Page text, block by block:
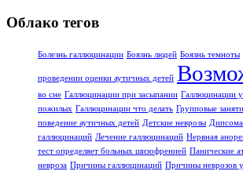
Облако тегов
Болезнь галлюцинации Боязнь людей Боязнь темноты
проведении оценки аутичных детей
во сне Галлюцинации при засыпании Галлюцинации
пожилых Галлюцинации что делать Групповые
поведение аутичных детей Детские неврозы
галлюцинаций Лечение галлюцинаций Нервная
тест определяет больных шизофренией Панические
невроза Причины галлюцинаций Причины неврозов